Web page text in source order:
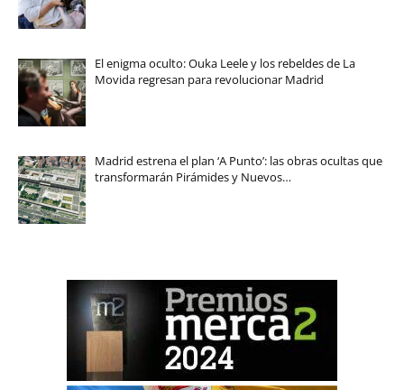
El enigma oculto: Ouka Leele y los rebeldes de La
Movida regresan para revolucionar Madrid
Madrid estrena el plan ‘A Punto’: las obras ocultas que
transformarán Pirámides y Nuevos…